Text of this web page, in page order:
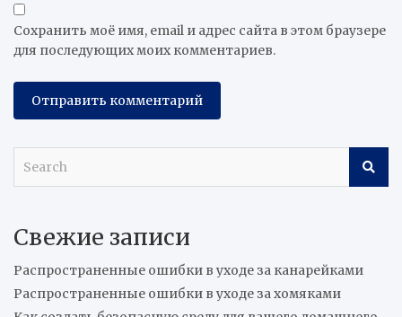
Сохранить моё имя, email и адрес сайта в этом браузере
для последующих моих комментариев.
c
Свежие записи
Распространенные ошибки в уходе за канарейками
Распространенные ошибки в уходе за хомяками